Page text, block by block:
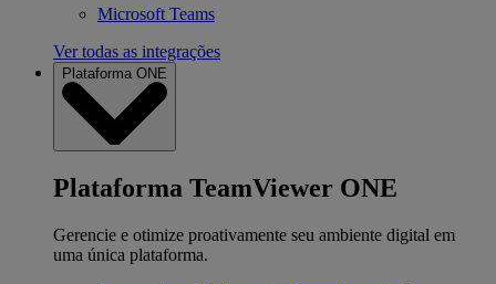
Microsoft Teams
Ver todas as integrações
Plataforma ONE
Plataforma TeamViewer ONE
Gerencie e otimize proativamente seu ambiente digital em
uma única plataforma.